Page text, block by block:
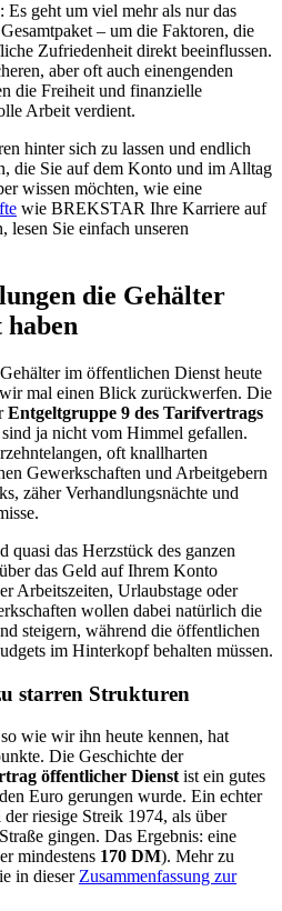
geht um viel mehr als nur das
– um die Faktoren, die
Zufriedenheit direkt beeinflussen.
aber oft auch einengenden
die Freiheit und finanzielle
Arbeit verdient.
hinter sich zu lassen und endlich
die Sie auf dem Konto und im Alltag
wissen möchten, wie eine
wie BREKSTAR Ihre Karriere auf
lesen Sie einfach unseren
die Gehälter
im öffentlichen Dienst heute
mal einen Blick zurückwerfen. Die
Entgeltgruppe 9 des Tarifvertrags
sind ja nicht vom Himmel gefallen.
oft knallharten
Gewerkschaften und Arbeitgebern
zäher Verhandlungsnächte und
quasi das Herzstück des ganzen
das Geld auf Ihrem Konto
Arbeitszeiten, Urlaubstage oder
wollen dabei natürlich die
steigern, während die öffentlichen
im Hinterkopf behalten müssen.
starren Strukturen
wie wir ihn heute kennen, hat
Die Geschichte der
öffentlicher Dienst ist ein gutes
Euro gerungen wurde. Ein echter
riesige Streik 1974, als über
gingen. Das Ergebnis: eine
mindestens 170 DM). Mehr zu
in dieser Zusammenfassung zur